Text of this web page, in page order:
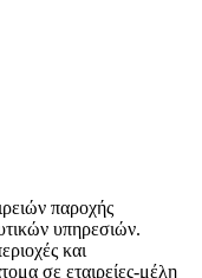
παροχής
υπηρεσιών.
και
σε εταιρείες-μέλη